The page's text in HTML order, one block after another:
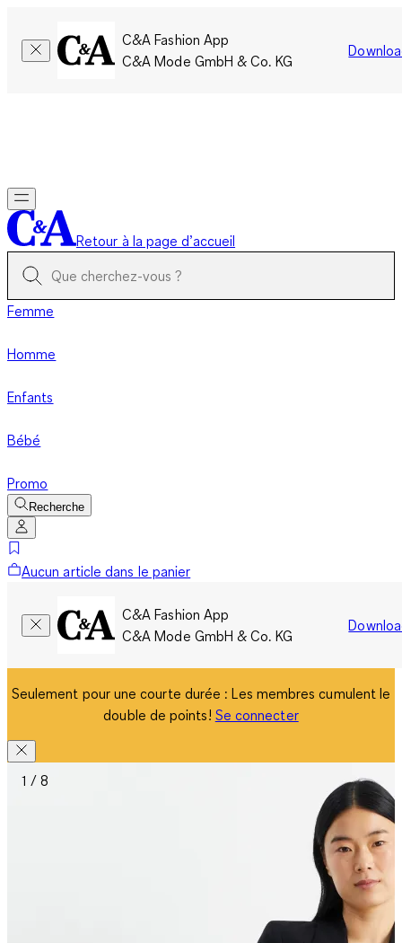
C&A Fashion App
C&A Mode GmbH & Co. KG
Retour à la page d’accueil
Femme
Homme
Enfants
Bébé
Promo
Recherche
Aucun article dans le panier
C&A Fashion App
C&A Mode GmbH & Co. KG
Seulement pour une courte durée : Les membres cumulent le
double de points! Se connecter
1 / 8